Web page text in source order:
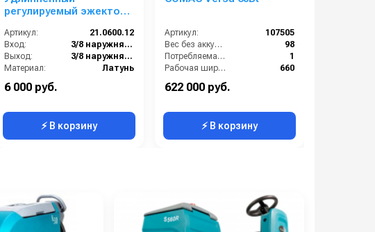
регулируемый эжектор
сопло 1,2; вход 3/8ш-
выход 3/8ш. (черный)
Артикул:
21.0600.12
Вход:
3/8 наружняя резьба
Выход:
3/8 наружняя резьба
Материал:
Латунь
В коробке:
6 000 руб.
⚡ В корзину
Артикул:
107505
Вес без аккумуляторов (кг):
98
Потребляемая мощность (кВт):
1
Рабочая ширина (мм):
660
Рабочая ширина щеток (мм):
Тип машины:
622 000 руб.
⚡ В корзину